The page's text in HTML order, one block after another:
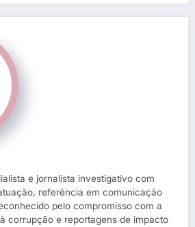
e jornalista investigativo com
referência em comunicação
pelo compromisso com a
corrupção e reportagens de impacto